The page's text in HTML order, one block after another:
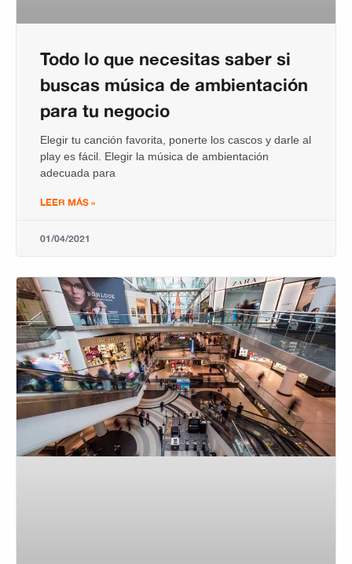
Todo lo que necesitas saber si
buscas música de ambientación
para tu negocio
Elegir tu canción favorita, ponerte los cascos y darle al
play es fácil. Elegir la música de ambientación
adecuada para
LEER MÁS »
01/04/2021